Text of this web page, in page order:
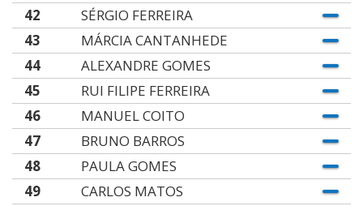
42
SÉRGIO FERREIRA
43
MÁRCIA CANTANHEDE
44
ALEXANDRE GOMES
45
RUI FILIPE FERREIRA
46
MANUEL COITO
47
BRUNO BARROS
48
PAULA GOMES
49
CARLOS MATOS